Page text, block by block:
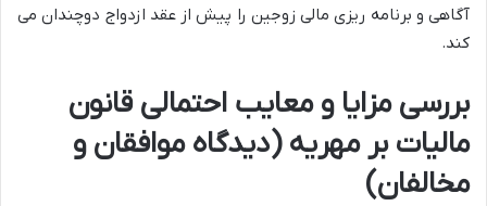
آگاهی و برنامه ریزی مالی زوجین را پیش از عقد ازدواج دوچندان می
کند.
بررسی مزایا و معایب احتمالی قانون
مالیات بر مهریه (دیدگاه موافقان و
مخالفان)